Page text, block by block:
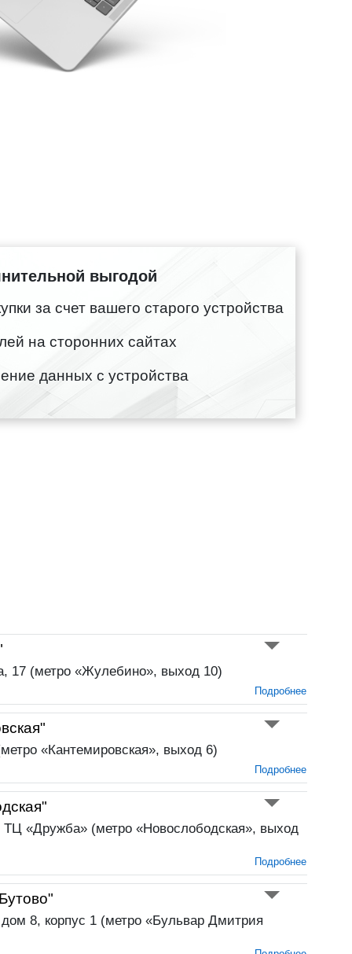
выгодой
за счет вашего старого устройства
на сторонних сайтах
данных с устройства
17 (метро «Жулебино», выход 10)
Подробнее
«Кантемировская», выход 6)
Подробнее
«Дружба» (метро «Новослободская», выход
Подробнее
8, корпус 1 (метро «Бульвар Дмитрия